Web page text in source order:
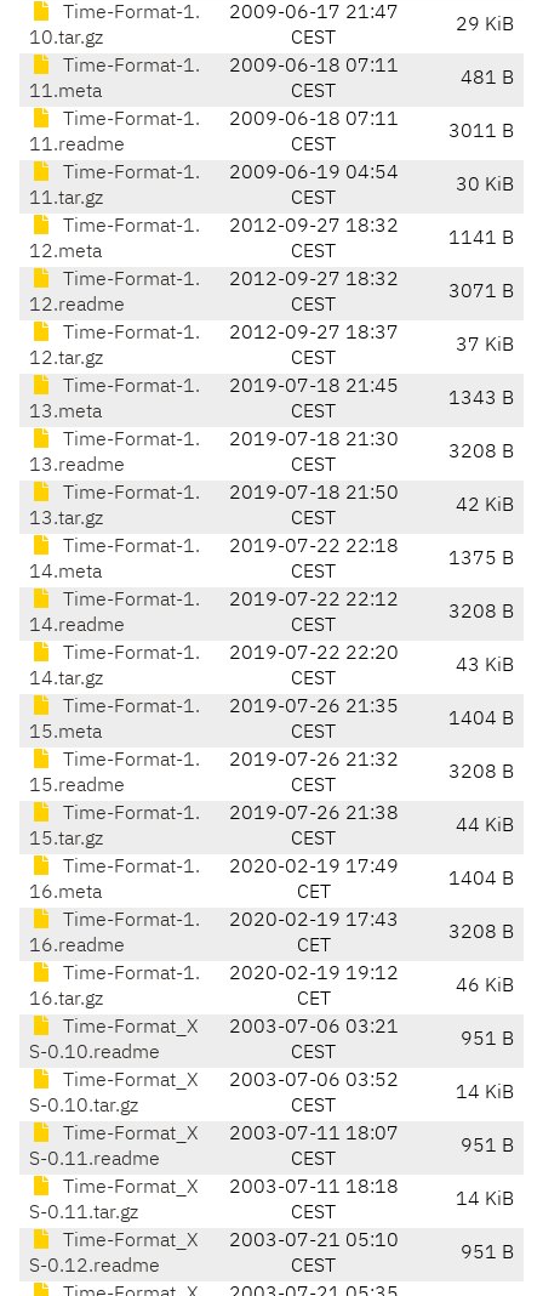
Time-Format-1.
10.tar.gz
2009-06-17 21:47
CEST
29 KiB
Time-Format-1.
11.meta
2009-06-18 07:11
CEST
481 B
Time-Format-1.
11.readme
2009-06-18 07:11
CEST
3011 B
Time-Format-1.
11.tar.gz
2009-06-19 04:54
CEST
30 KiB
Time-Format-1.
12.meta
2012-09-27 18:32
CEST
1141 B
Time-Format-1.
12.readme
2012-09-27 18:32
CEST
3071 B
Time-Format-1.
12.tar.gz
2012-09-27 18:37
CEST
37 KiB
Time-Format-1.
13.meta
2019-07-18 21:45
CEST
1343 B
Time-Format-1.
13.readme
2019-07-18 21:30
CEST
3208 B
Time-Format-1.
13.tar.gz
2019-07-18 21:50
CEST
42 KiB
Time-Format-1.
14.meta
2019-07-22 22:18
CEST
1375 B
Time-Format-1.
14.readme
2019-07-22 22:12
CEST
3208 B
Time-Format-1.
14.tar.gz
2019-07-22 22:20
CEST
43 KiB
Time-Format-1.
15.meta
2019-07-26 21:35
CEST
1404 B
Time-Format-1.
15.readme
2019-07-26 21:32
CEST
3208 B
Time-Format-1.
15.tar.gz
2019-07-26 21:38
CEST
44 KiB
Time-Format-1.
16.meta
2020-02-19 17:49
CET
1404 B
Time-Format-1.
16.readme
2020-02-19 17:43
CET
3208 B
Time-Format-1.
16.tar.gz
2020-02-19 19:12
CET
46 KiB
Time-Format_X
S-0.10.readme
2003-07-06 03:21
CEST
951 B
Time-Format_X
S-0.10.tar.gz
2003-07-06 03:52
CEST
14 KiB
Time-Format_X
S-0.11.readme
2003-07-11 18:07
CEST
951 B
Time-Format_X
S-0.11.tar.gz
2003-07-11 18:18
CEST
14 KiB
Time-Format_X
S-0.12.readme
2003-07-21 05:10
CEST
951 B